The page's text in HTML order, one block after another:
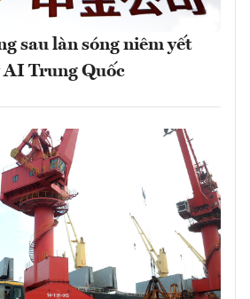
sau làn sóng niêm yết
AI Trung Quốc